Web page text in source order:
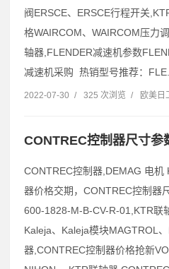
阀ERSCE、ERSCE行程开关
格WAIRCOM、WAIRCOM压力
轴器,FLENDER减速机参数
减速机采购 热销型号推荐：FLE...
2022-07-30 / 325 次浏览 / 欧美日
CONTREC控制器尺寸参
CONTREC控制器,DEMAG 电机
器价格交期，CONTREC控制器
600-1828-M-B-CV-R-01,KTR联
Kaleja、Kaleja模块MAGTROL
器,CONTREC控制器价格抢新